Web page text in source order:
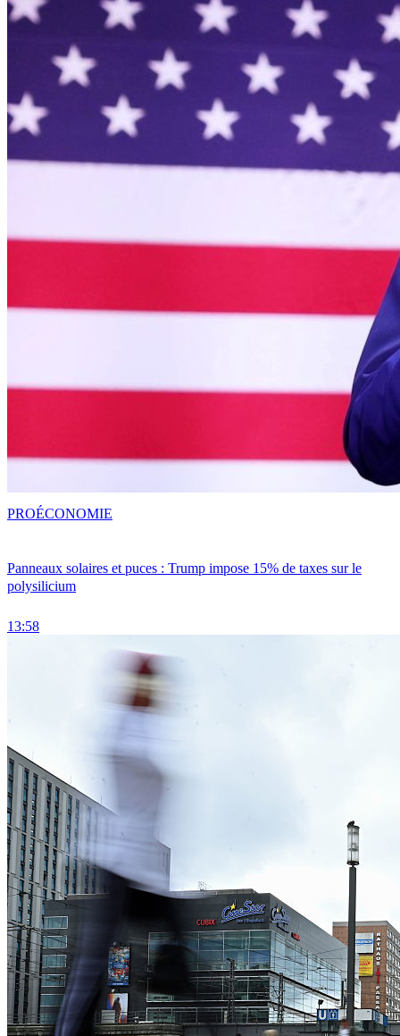
Panneaux solaires et puces : Trump impose 15% de taxes sur le
polysilicium
13:58
PROÉCONOMIE